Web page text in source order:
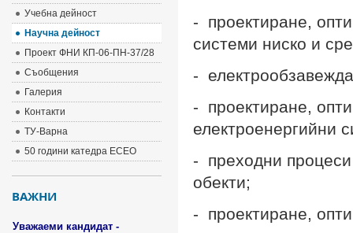
- проектиране,
системи ниско и
-
- проектиране,
електроенергийни
- преходни
обекти;
- проектиране,
Учебна дейност
Научна дейност
Проект ФНИ КП-06-ПН-37/28
Съобщения
Галерия
Контакти
ТУ-Варна
50 години катедра ЕСЕО
ВАЖНИ
Уважаеми кандидат -